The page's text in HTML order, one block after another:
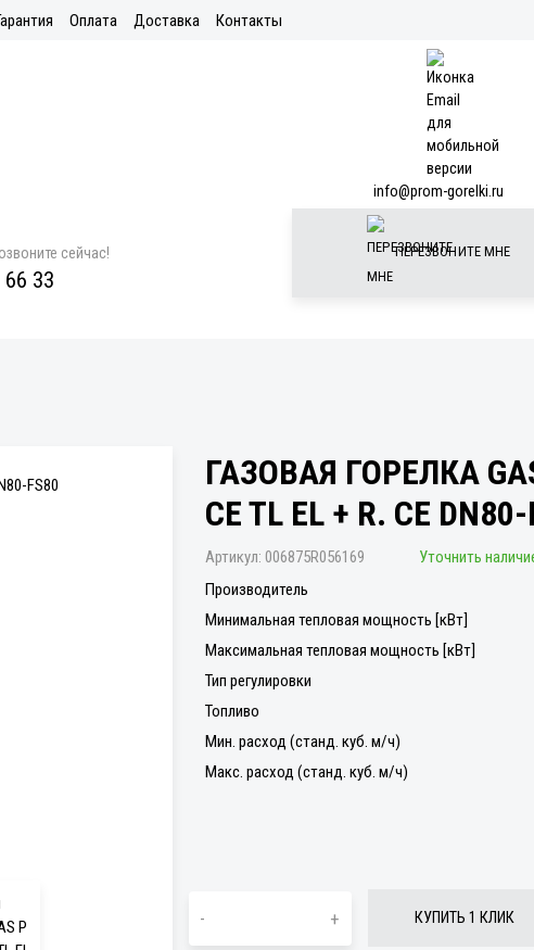
Оплата Доставка Контакты
сейчас!
33
info@prom-gorelki.ru
ПЕРЕЗВОНИТЕ МНЕ
ГАЗОВАЯ ГОРЕЛКА
CE TL EL + R. CE
Артикул: 006875R056169
Уточнить
Производитель
Минимальная тепловая мощность [кВт]
Максимальная тепловая мощность [кВт]
Тип регулировки
Топливо
Мин. расход (станд. куб. м/ч)
Макс. расход (станд. куб. м/ч)
- + КУПИТЬ 1 КЛИК